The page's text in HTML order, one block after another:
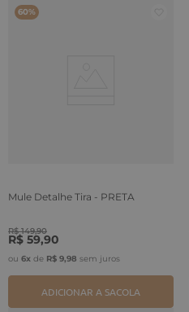
60%
Mule Detalhe Tira - PRETA
R$ 149,90
R$ 59,90
ou 6x de R$ 9,98 sem juros
ADICIONAR A SACOLA